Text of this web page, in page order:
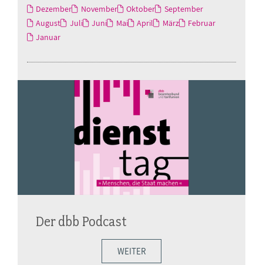
Dezember November Oktober
September
August
Juli Juni Mai April März
Februar
Januar
Der dbb Podcast
WEITER